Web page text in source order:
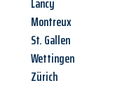
Montreux
St. Gallen
Wettingen
Zürich